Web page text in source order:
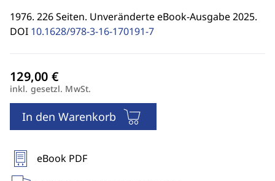
1976. 226 Seiten. Unveränderte eBook-Ausgabe 2025.
DOI 10.1628/978-3-16-170191-7
inkl. gesetzl. MwSt.
In den Warenkorb
eBook PDF